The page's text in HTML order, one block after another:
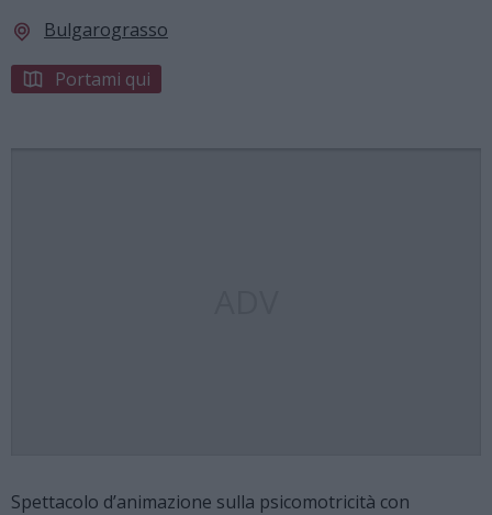
Bulgarograsso
Portami qui
Spettacolo d’animazione sulla psicomotricità con